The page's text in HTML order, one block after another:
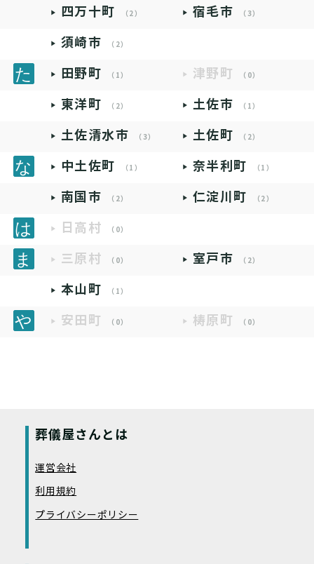
四万十町 （2） 宿毛市 （3）
須崎市 （2）
田野町 （1） 津野町 （0）
東洋町 （2） 土佐市 （1）
土佐清水市 （3） 土佐町 （2）
中土佐町 （1） 奈半利町 （1）
南国市 （2） 仁淀川町 （2）
日高村 （0）
三原村 （0） 室戸市 （2）
本山町 （1）
安田町 （0） 梼原町 （0）
葬儀屋さんとは
運営会社
利用規約
プライバシーポリシー